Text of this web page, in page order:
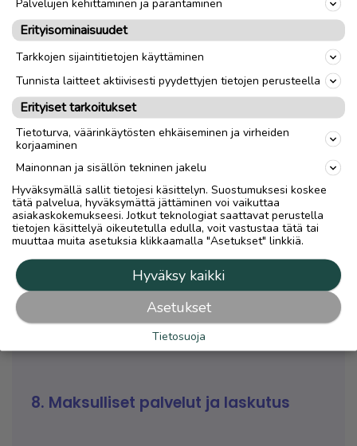
sopimuksiin tai ryhdy välitystoimeksiantoihin Käyttäjän
puolesta;
iii. Palveluntarjoaja ei toimi kiinteistönvälittäjänä,
vuokranvälittäjänä, muunlaisena huoneiston tai muun
tavaran välittäjänä, edustajana tai vakuuttajana.
Palveluntarjoajalla ei ole osallisuutta tai vaikutusvaltaa
vuokranantajien, vuokralaisten tai muiden Käyttäjien
toimintaan, eikä Palveluntarjoaja ole vastuussa
Käyttäjien Palvelussa antamien tietojen
oikeellisuudesta tai vastaa kyseisiin tietoihin liittyvistä
mahdollisista erimielisyyksistä. Palveluntarjoaja
yhteistyökumppaneineen ei vastaa vahingoista, jotka
mahdollisesti aiheutuvat vuokranantajalle,
vuokralaiselle tai kolmannelle osapuolelle ilmoitusten ja
sopimusten sisällöstä, tietojen virheellisyydestä,
sopimuksen tekemisen viivästyksestä tai muunlaisesta
sopimuksen laiminlyönnistä.
8. Maksulliset palvelut ja laskutus
Palvelujen kehittäminen ja parantaminen
Erityisominaisuudet
Tarkkojen sijaintitietojen käyttäminen
Tunnista laitteet aktiivisesti pyydettyjen tietojen perusteella
Erityiset tarkoitukset
Tietoturva, väärinkäytösten ehkäiseminen ja virheiden
korjaaminen
Mainonnan ja sisällön tekninen jakelu
Hyväksymällä sallit tietojesi käsittelyn. Suostumuksesi koskee
tätä palvelua, hyväksymättä jättäminen voi vaikuttaa
asiakaskokemukseesi. Jotkut teknologiat saattavat perustella
tietojen käsittelyä oikeutetulla edulla, voit vastustaa tätä tai
muuttaa muita asetuksia klikkaamalla "Asetukset" linkkiä.
Hyväksy kaikki
Asetukset
Tietosuoja